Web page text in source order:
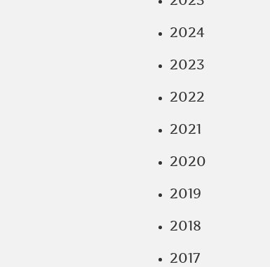
2024
2023
2022
2021
2020
2019
2018
2017